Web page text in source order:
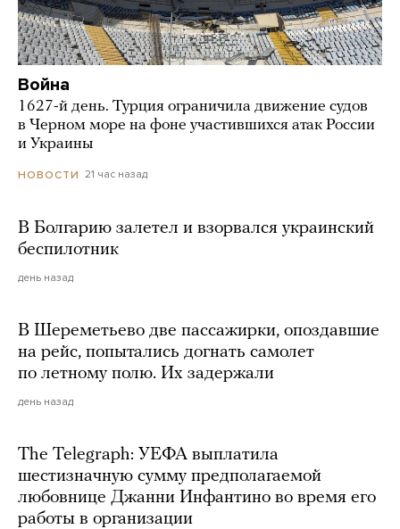
Война
1627-й день. Турция ограничила движение судов
в Черном море на фоне участившихся атак России
и Украины
НОВОСТИ 21 час назад
В Болгарию залетел и взорвался украинский
беспилотник
день назад
В Шереметьево две пассажирки, опоздавшие
на рейс, попытались догнать самолет
по летному полю. Их задержали
день назад
The Telegraph: УЕФА выплатила
шестизначную сумму предполагаемой
любовнице Джанни Инфантино во время его
работы в организации